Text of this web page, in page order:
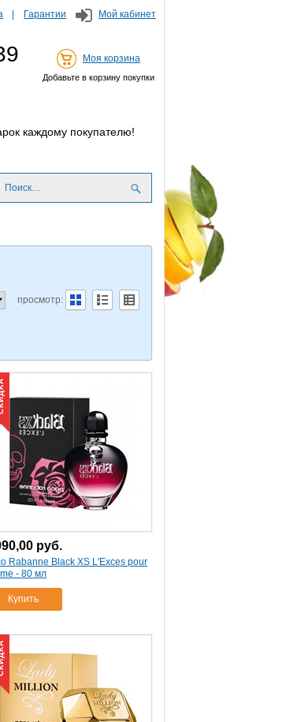
Гарантии Мой кабинет
Моя корзина
Добавьте в корзину покупки
каждому покупателю!
просмотр:
руб.
Rabanne Black XS L'Exces pour
- 80 мл
Купить